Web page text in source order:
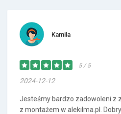
Kamila
5 / 5
2024-12-12
Jesteśmy bardzo zadowoleni z
z montażem w alekilma.pl.